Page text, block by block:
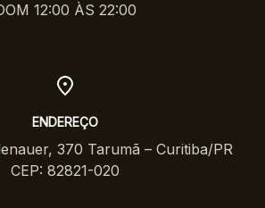
12:00 ÀS 22:00
ENDEREÇO
370 Tarumã – Curitiba/PR
CEP: 82821-020